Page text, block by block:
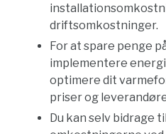
driftsomkostninger.
For at spare penge
implementere
optimere dit
priser og
Du kan selv bidrage